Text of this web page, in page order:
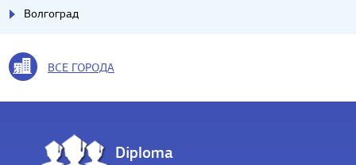
Волгоград
ВСЕ ГОРОДА
Diploma